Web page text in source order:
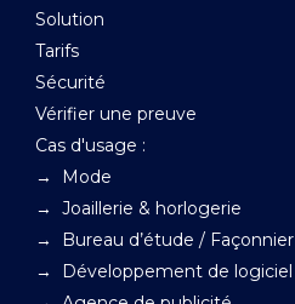
Solution
Tarifs
Sécurité
Vérifier une preuve
Cas d'usage :
→ Mode
→ Joaillerie & horlogerie
→ Bureau d’étude / Façonnier
→ Développement de logiciel